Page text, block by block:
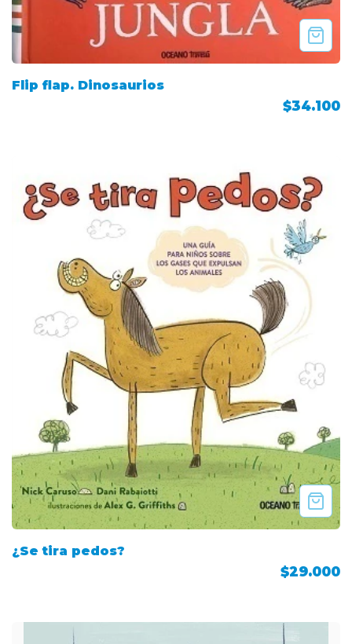
Flip flap. Dinosaurios
$34.100
¿Se tira pedos?
$29.000